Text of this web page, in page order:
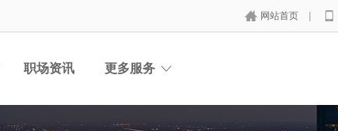
网站首页
职场资讯 更多服务